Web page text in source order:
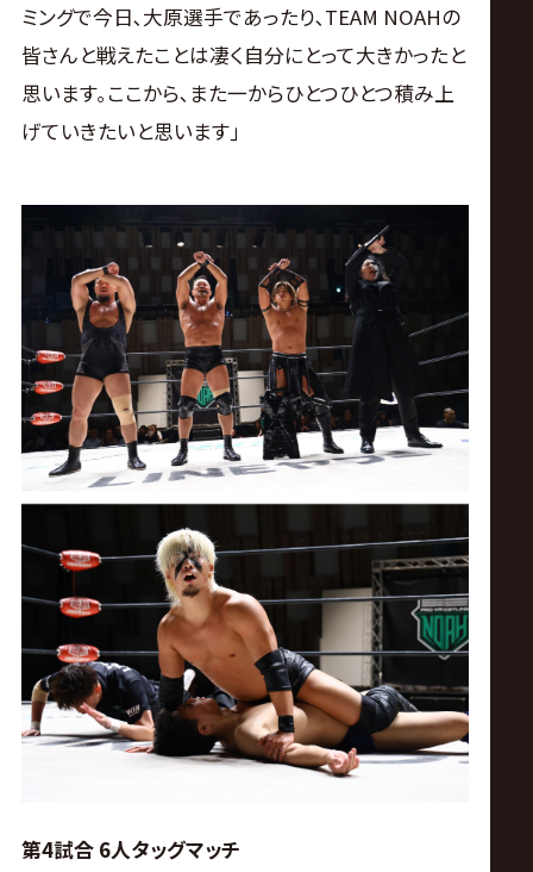
ミングで今日､大原選手であったり､TEAM NOAHの
皆さんと戦えたことは凄く自分にとって大きかったと
思います｡ここから､また一からひとつひとつ積み上
げていきたいと思います｣
第4試合 6人タッグマッチ